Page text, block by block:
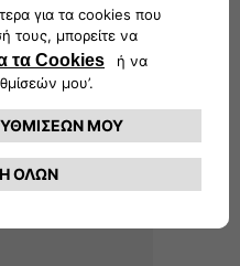
13 επαφών